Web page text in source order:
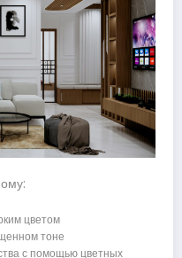
цветом
тоне
с помощью цветных